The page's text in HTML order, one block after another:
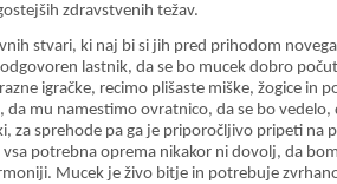
zdravstvenih težav.
stvari, ki naj bi si jih pred prihodom
lastnik, da se bo mucek dobro
igračke, recimo plišaste miške, žogice in
da mu namestimo ovratnico, da se bo vedelo,
za sprehode pa ga je priporočljivo pripeti na
potrebna oprema nikakor ni dovolj, da
Mucek je živo bitje in potrebuje